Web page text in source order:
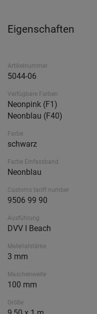
Eigenschaften
Artikelnummer
5044-06
Verfügbare Farben
Neonpink (F1)
Neonblau (F40)
Farbe
schwarz
Farbe Einfassband
Neonblau
Customs tariff number
9506 99 90
Ausführung
DVV I Beach
Materialstärke
3 mm
Maschenweite
100 mm
Größe